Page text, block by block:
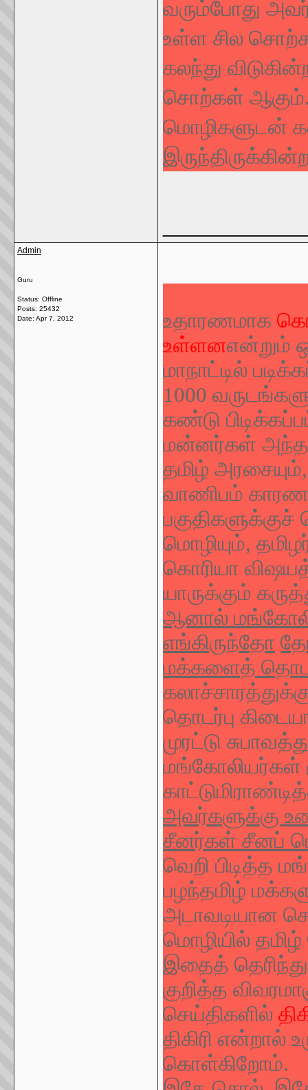
வரும்போது
உள்ள சில
கலந்து
சொற்கள் ஆகும்.
மொழிகளுடன்
Admin
Guru
Status: Offline
Posts: 25432
Date: Apr 7, 2012 உதாரணமாக
உள்ளனஎன்றும்
மாநாட்டில்
1000
கண்டு
மன்னர்கள் அந்தப்
தமிழ்
வாணிபம்
மொழியும்,
கொரியா
யாருக்கும்
ஆனால்
எங்கிருந்தோ
மக்களைத்
தொடர்பு
முரட்டு
மங்கோலியர்கள்
அவர்களுக்கு
சீனர்கள் சீனப்
வெறி பிடித்த
பழந்தமிழ்
அடாவடியான
மொழியில் தமிழ்
இதைத்
குறித்த
செய்திகளில்
திகிரி என்றால்
கொள்கிறோம்.